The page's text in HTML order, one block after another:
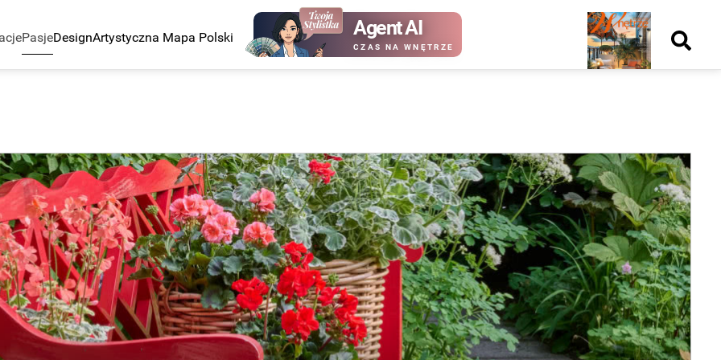
PasjeDesignArtystyczna Mapa Polski Agent AI
CZAS NA WNĘTRZE
Nowy
numer
kup ten
numer
Wydanie papierowe
kup ten
numer
Wydanie cyfrowe